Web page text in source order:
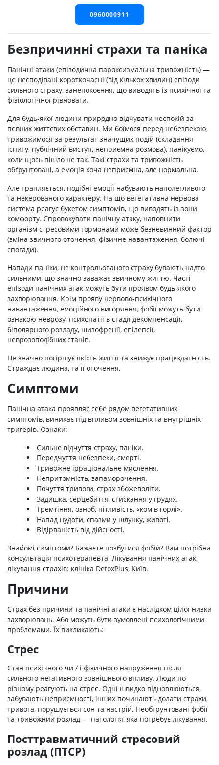
0960000911
Безпричинні страхи та паніка
Панічні атаки (епізодична пароксизмальна тривожність) —
це несподівані короткочасні (від кількох хвилин) епізоди
сильного страху, занепокоєння, що виводять із психічної та
фізіологічної рівноваги.
Для будь-якої людини природно відчувати неспокій за
певних життєвих обставин. Ми боїмося перед небезпекою,
тривожимося за результат значущих подій (складання
іспиту, публічний виступ, неприємна розмова), панікуємо,
коли щось пішло не так. Такі страхи та тривожність
обґрунтовані, а емоція хоча неприємна, але нормальна.
Але трапляється, подібні емоції набувають наполегливого
та некерованого характеру. На що вегетативна нервова
система реагує букетом симптомів, що виводять із зони
комфорту. Спровокувати панічну атаку, наповнити
організм стресовими гормонами може безневинний фактор
(зміна звичного оточення, фізичне навантаження, болючі
спогади).
Напади паніки, не контрольованого страху бувають надто
сильними, що значно заважає звичному життю. Часті
епізоди панічних атак можуть бути проявом будь-якого
захворювання. Крім прояву нервово-психічного
навантаження, емоційного вигоряння, фобії можуть бути
ознакою неврозу, психопатії в стадії декомпенсації,
біполярного розладу, шизофренії, епілепсії,
неврозоподібних станів.
Це значно погіршує якість життя та знижує працездатність.
Страждає людина, та її оточення.
Симптоми
Панічна атака проявляє себе рядом вегетативних
симптомів, виникає під впливом зовнішніх та внутрішніх
тригерів. Ознаки:
Сильне відчуття страху, паніки.
Передчуття небезпеки, смерті.
Тривожне ірраціональне мислення.
Непритомність, запаморочення.
Почуття тривоги, страх збожеволіти.
Задишка, серцебиття, стискання у грудях.
Тремтіння, озноб, пітливість, «ком в горлі».
Напад нудоти, спазми у шлунку, животі.
Відірваність від дійсності.
Знайомі симптоми? Бажаєте позбутися фобій? Вам потрібна
консультація психотерапевта. Лікування панічних атак,
лікування страхів: клініка DetoxPlus, Київ.
Причини
Страх без причини та панічні атаки є наслідком цілої низки
захворювань. Або можуть бути зумовлені психологічними
проблемами. Їх викликають:
Стрес
Стан психічного чи / і фізичного напруження після
сильного негативного зовнішнього впливу. Люди по-
різному реагують на стрес. Одні швидко відновлюються,
забувають неприємності, інших починають долати страхи,
тривога, порушується сон та настрій. Необгрунтовані фобії
та тривожний розлад — патологія, яка потребує лікування.
Посттравматичний стресовий
розлад (ПТСР)